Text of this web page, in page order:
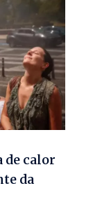
de calor
da